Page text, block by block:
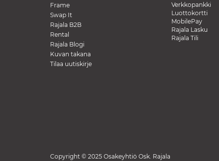
Frame
Swap It
Rajala B2B
Rental
Rajala Blogi
Kuvan takana
Tilaa uutiskirje
Verkkopankki
Luottokortti
MobilePay
Rajala Lasku
Rajala Tili
Copyright © 2025 Osakeyhtiö Osk. Rajala